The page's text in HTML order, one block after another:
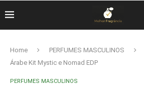
Home PERFUMES MASCULINOS
Árabe Kit Mystic e Nomad EDP
PERFUMES MASCULINOS